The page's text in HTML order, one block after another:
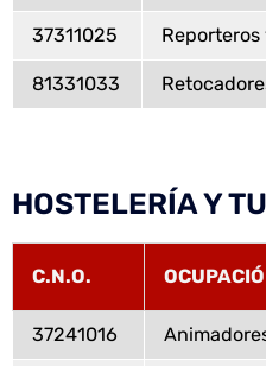
37311025
81331033
HOSTELERÍA Y
C.N.O.
37241016